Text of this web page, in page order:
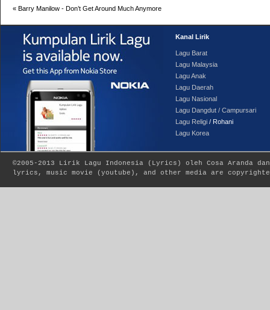
« Barry Manilow - Don’t Get Around Much Anymore
Kanal Lirik
Lagu Barat
Lagu Malaysia
Lagu Anak
Lagu Daerah
Lagu Nasional
Lagu Dangdut / Campursari
Lagu Religi / Rohani
Lagu Korea
©2005-2013 Lirik Lagu Indonesia ( Lyrics ) oleh Cosa Aranda
lyrics, music movie (youtube), and other media are